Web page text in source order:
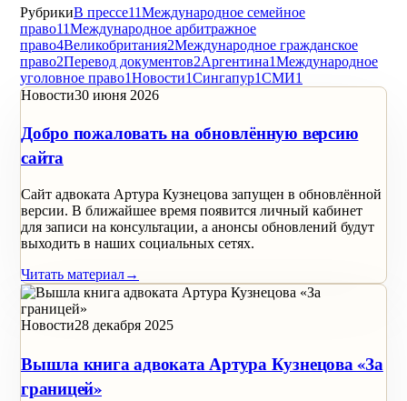
РубрикиВ прессе11Международное семейное
право11Международное арбитражное
право4Великобритания2Международное гражданское
право2Перевод документов2Аргентина1Международное
уголовное право1Новости1Сингапур1СМИ1
Новости30 июня 2026
Добро пожаловать на обновлённую версию
сайта
Сайт адвоката Артура Кузнецова запущен в обновлённой
версии. В ближайшее время появится личный кабинет
для записи на консультации, а анонсы обновлений будут
выходить в наших социальных сетях.
Читать материал→
Новости28 декабря 2025
Вышла книга адвоката Артура Кузнецова «За
границей»